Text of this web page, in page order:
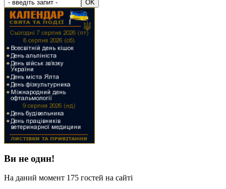
Ви не один!
На даний момент 175 гостей на сайті